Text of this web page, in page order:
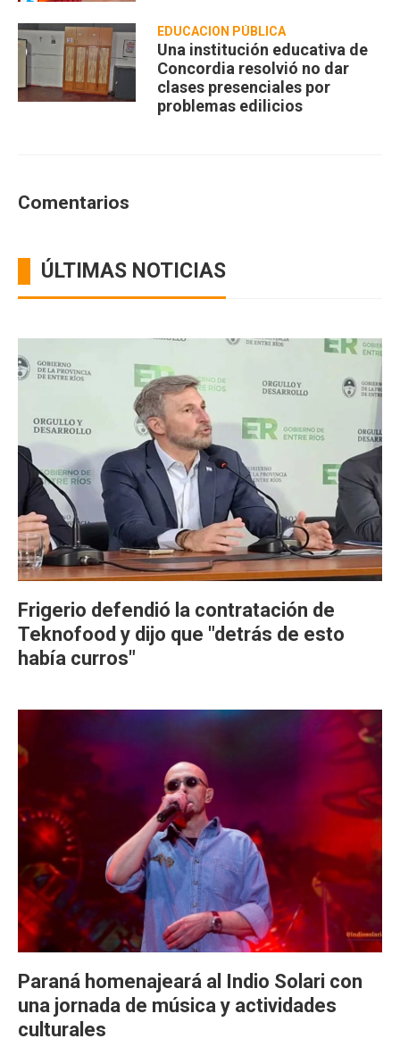
EDUCACION PÚBLICA
Una institución educativa de
Concordia resolvió no dar
clases presenciales por
problemas edilicios
Comentarios
ÚLTIMAS NOTICIAS
Frigerio defendió la contratación de
Teknofood y dijo que "detrás de esto
había curros"
Paraná homenajeará al Indio Solari con
una jornada de música y actividades
culturales